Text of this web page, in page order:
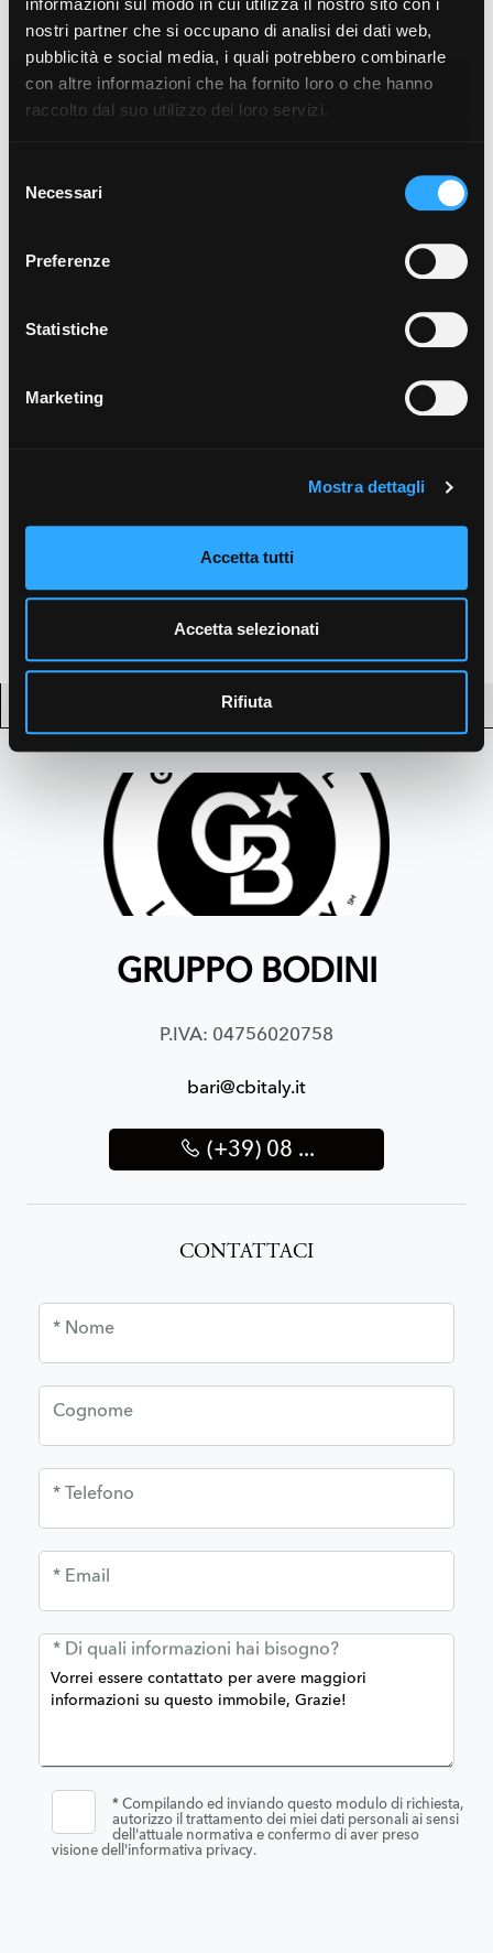
informazioni sul modo in cui utilizza il nostro sito con i
nostri partner che si occupano di analisi dei dati web,
pubblicità e social media, i quali potrebbero combinarle
con altre informazioni che ha fornito loro o che hanno
raccolto dal suo utilizzo dei loro servizi.
delNecessari
Preferenze
Statistiche
Marketing
Mostra dettagli
Accetta tutti
Accetta selezionati
Rifiuta
mostra di più
UBICAZIONE IMMOBILE
+
GRUPPO BODINI
P.IVA: 04756020758
bari@cbitaly.it
(+39) 08 ...
CONTATTACI
* Nome
Cognome
* Telefono
* Email
* Di quali informazioni hai bisogno?
*Compilando ed inviando questo modulo di richiesta,
autorizzo il trattamento dei miei dati personali ai sensi
dell'attuale normativa e confermo di aver preso
visione dell'informativa privacy.